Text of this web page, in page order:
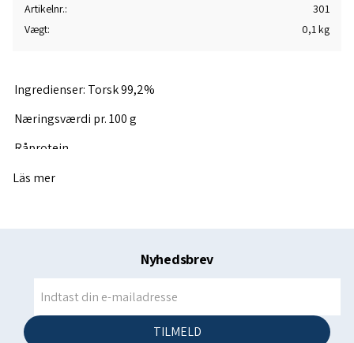
Artikelnr.
301
Vægt
0,1 kg
Ingredienser: Torsk 99,2%
Næringsværdi pr. 100 g
Råprotein
min. 84%
maks. 1,3%
Fugtindhold
Läs mer
Nyhedsbrev
TILMELD